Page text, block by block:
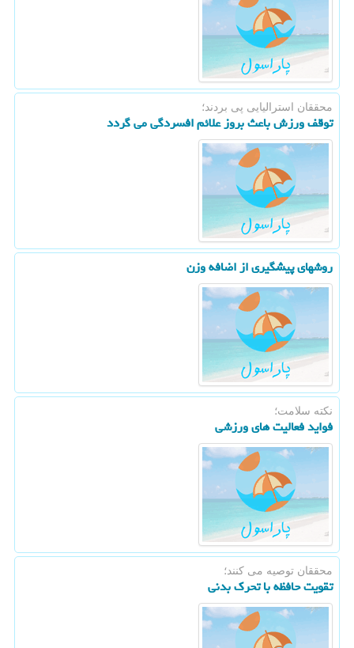
محققان استرالیایی پی بردند؛
توقف ورزش باعث بروز علائم افسردگی می گردد
روشهای پیشگیری از اضافه وزن
نكته سلامت؛
فواید فعالیت های ورزشی
محققان توصیه می كنند؛
تقویت حافظه با تحرك بدنی